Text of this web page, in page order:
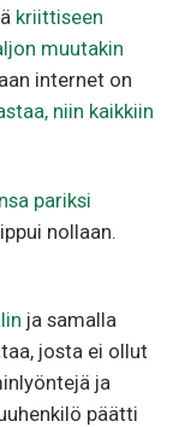
kriittiseen
muutakin
internet on
niin kaikkiin
pariksi
nollaan.
ja samalla
josta ei ollut
ja
päätti